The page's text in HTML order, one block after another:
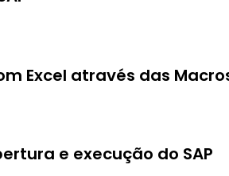
posterior) instalado em seu
do SAP ajuda bastante mas
Excel através das
e execução do SAP